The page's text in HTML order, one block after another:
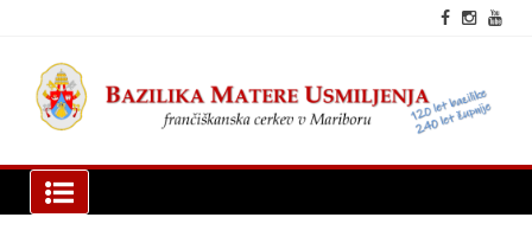
content
Bazilika Matere Usmiljenja